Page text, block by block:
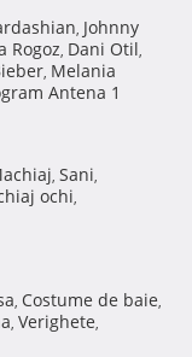
, Johnny
Rogoz, Dani Otil,
, Melania
Antena 1
, Sani,
ochi,
, Costume de baie,
, Verighete,